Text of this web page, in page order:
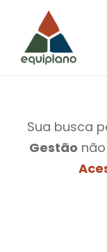
Sua busca
Gestão